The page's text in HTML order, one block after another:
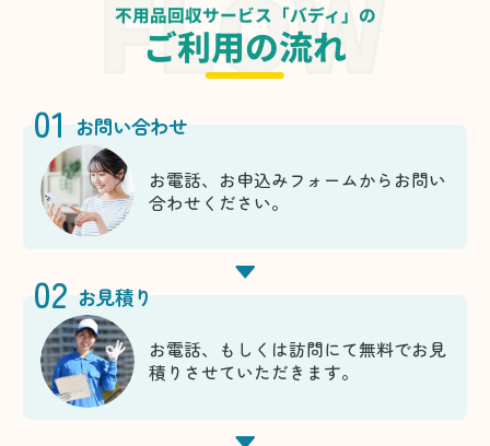
不用品回収サービス「バディ」の
ご利用の流れ
01 お問い合わせ
お電話、お申込みフォームからお問い
合わせください。
02 お見積り
お電話、もしくは訪問にて無料でお見
積りさせていただきます。